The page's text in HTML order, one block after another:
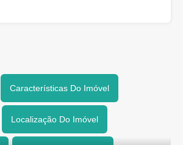
Características Do Imóvel
Localização Do Imóvel